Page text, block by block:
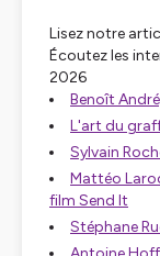
Lisez notre
Écoutez les
2026
Benoît
L'art du
Sylvain
Mattéo
film Send It
Stéphane